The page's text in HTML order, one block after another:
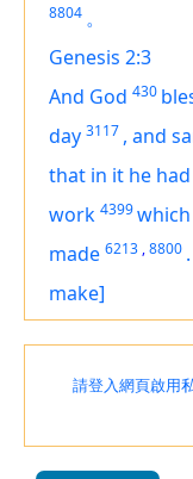
8804 。
Genesis 2:3
And God 430
day 3117 , and
that in it he
work 4399
made 6213 ,8800 .
make]
請登入網頁啟用